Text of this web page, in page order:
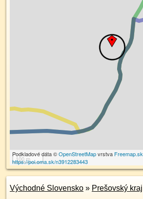
100 m
Podkladové dáta ©OpenStreetMapvrstva Freemap.sk
https://poi.oma.sk/n3912283443
Východné Slovensko » Prešovský kraj